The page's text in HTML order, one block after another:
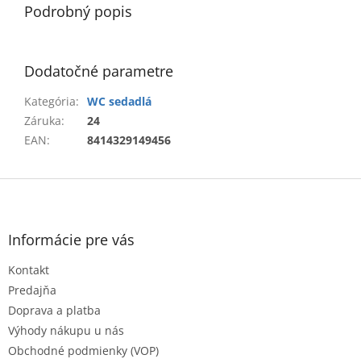
Podrobný popis
Dodatočné parametre
Kategória: WC sedadlá
Záruka:
24
EAN: 8414329149456
Z
Informácie pre vás
Kontakt
Predajňa
Doprava a platba
Výhody nákupu u nás
Obchodné podmienky (VOP)